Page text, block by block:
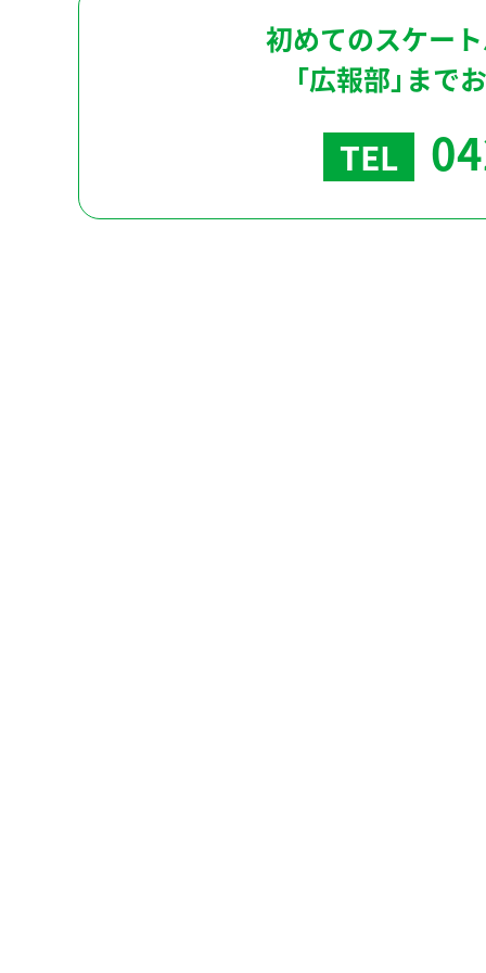
初めてのスケー
「広報部」ま
TEL